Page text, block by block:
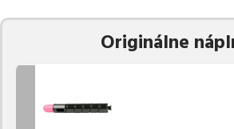
už od62,31€.
Vieme, že pri nákupe zohráva dôležitú
sa snažíme
ponuke 6 ks tonerov,
Originálne